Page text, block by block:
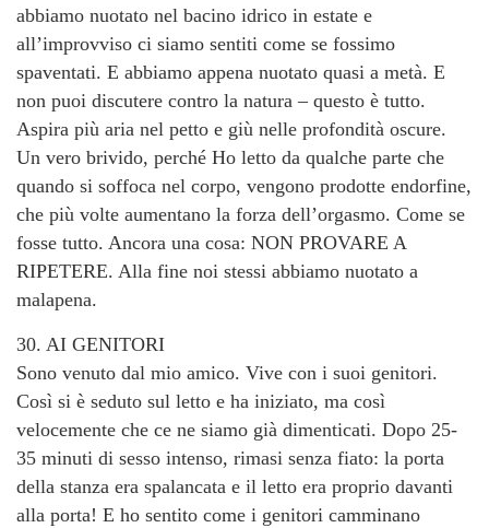
abbiamo nuotato nel bacino idrico in estate e
all’improvviso ci siamo sentiti come se fossimo
spaventati. E abbiamo appena nuotato quasi a metà. E
non puoi discutere contro la natura – questo è tutto.
Aspira più aria nel petto e giù nelle profondità oscure.
Un vero brivido, perché Ho letto da qualche parte che
quando si soffoca nel corpo, vengono prodotte endorfine,
che più volte aumentano la forza dell’orgasmo. Come se
fosse tutto. Ancora una cosa: NON PROVARE A
RIPETERE. Alla fine noi stessi abbiamo nuotato a
malapena.
30. AI GENITORI
Sono venuto dal mio amico. Vive con i suoi genitori.
Così si è seduto sul letto e ha iniziato, ma così
velocemente che ce ne siamo già dimenticati. Dopo 25-
35 minuti di sesso intenso, rimasi senza fiato: la porta
della stanza era spalancata e il letto era proprio davanti
alla porta! E ho sentito come i genitori camminano